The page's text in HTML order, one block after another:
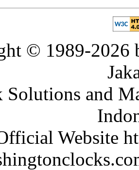
© 1989-2026
Solutions and
Website